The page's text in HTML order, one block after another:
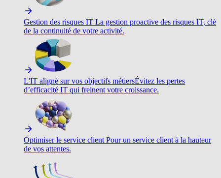
Gestion des risques IT La gestion proactive des risques IT, clé
de la continuité de votre activité.
L'IT aligné sur vos objectifs métiersÉvitez les pertes
d’efficacité IT qui freinent votre croissance.
Optimiser le service client Pour un service client à la hauteur
de vos attentes.